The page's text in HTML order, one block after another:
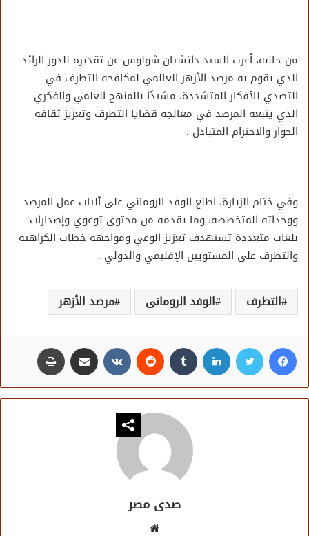
من جانبه، أعرب السيد داتشيان شولوس عن تقديره للدور الرائد
الذي يقوم به مرصد الأزهر العالمي لمكافحة التطرف في
التصدي للأفكار المتشددة، مشيدًا بالمنهج العلمي والفكري
الذي يتبعه المرصد في معالجة قضايا التطرف وتعزيز ثقافة
الحوار والاحترام المتبادل .
وفي ختام الزيارة، اطلع الوفد الروماني على آليات عمل المرصد
ووحداته المتخصصة، وما يقدمه من محتوى توعوي وإصدارات
بلغات متعددة تستهدف تعزيز الوعي ومواجهة خطاب الكراهية
والتطرف على المستويين الإقليمي والدولي .
التطرف الوفد الرومانى مرصد الأزهر
فيسبوك تويتر لينكدإن مشاركة عبر البريد
صدى مصر